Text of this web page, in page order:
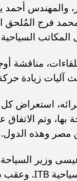
والمهندس
فرج المُلحق
المكاتب
مناقشة
آليات زيادة
استعراض
بها، وتم
مصر وهذه الدول.
وزير السياحة